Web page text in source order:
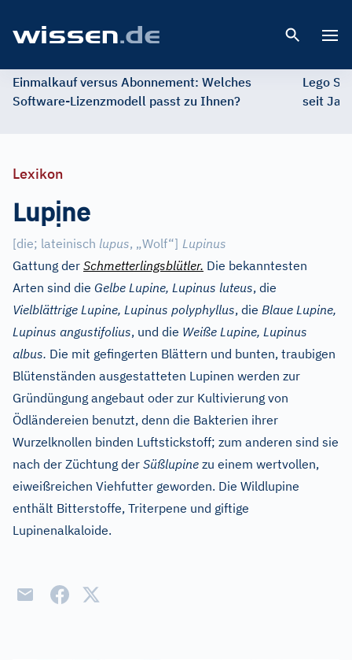
Einmalkauf versus Abonnement: Welches
Software-Lizenzmodell passt zu Ihnen?
Lego
seit
Lexikon
Lupịne
[die; lateinisch lupus, „Wolf“] Lupinus
Gattung der Schmetterlingsblütler. Die bekanntesten
Arten sind die Gelbe Lupine, Lupinus luteus, die
Vielblättrige Lupine, Lupinus polyphyllus, die Blaue Lupine,
Lupinus angustifolius, und die Weiße Lupine, Lupinus
albus. Die mit gefingerten Blättern und bunten, traubigen
Blütenständen ausgestatteten Lupinen werden zur
Gründüngung angebaut oder zur Kultivierung von
Ödländereien benutzt, denn die Bakterien ihrer
Wurzelknollen binden Luftstickstoff; zum anderen sind sie
nach der Züchtung der Süßlupine zu einem wertvollen,
eiweißreichen Viehfutter geworden. Die Wildlupine
enthält Bitterstoffe, Triterpene und giftige
Lupinenalkaloide.